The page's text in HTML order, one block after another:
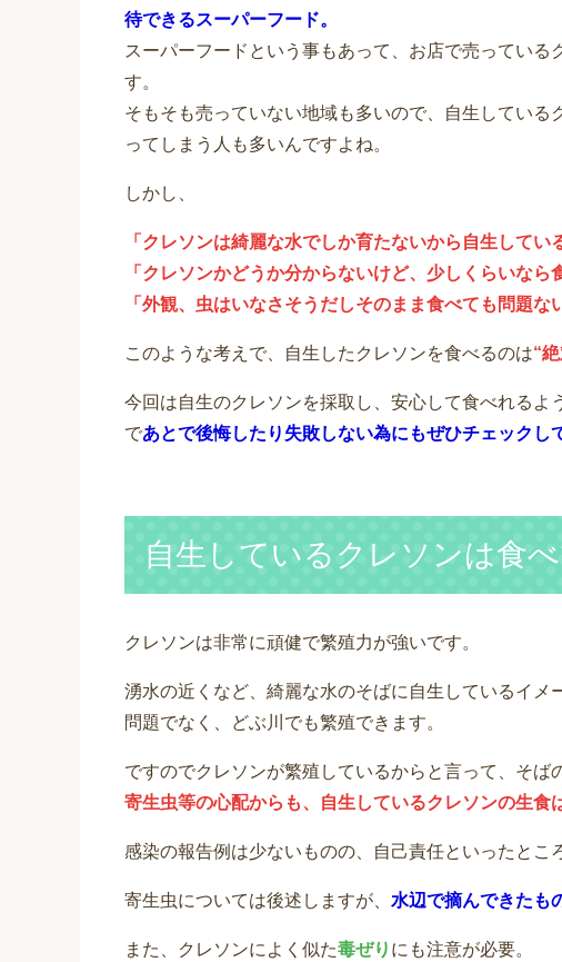
待できるスーパーフード。
スーパーフードという事もあって、お店で売ってい
す。
そもそも売っていない地域も多いので、自生している
ってしまう人も多いんですよね。
しかし、
「クレソンは綺麗な水でしか育たないから自生してい
「クレソンかどうか分からないけど、少しくらいなら
「外観、虫はいなさそうだしそのまま食べても問題な
このような考えで、自生したクレソンを食べるのは“
今回は自生のクレソンを採取し、安心して食べれるよ
であとで後悔したり失敗しない為にもぜひチェックし
自生しているクレソンは食
クレソンは非常に頑健で繁殖力が強いです。
湧水の近くなど、綺麗な水のそばに自生しているイメ
問題でなく、どぶ川でも繁殖できます。
ですのでクレソンが繁殖しているからと言って、そば
寄生虫等の心配からも、自生しているクレソンの生食
感染の報告例は少ないものの、自己責任といったとこ
寄生虫については後述しますが、 水辺で摘んできたも
また、クレソンによく似た毒ぜり にも注意が必要。